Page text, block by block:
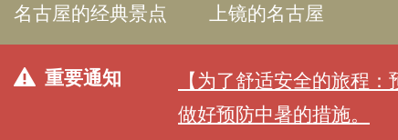
名古屋的经典景点 上镜的名古屋
重要通知
【为了舒适安全的旅程
做好预防中暑的措施。